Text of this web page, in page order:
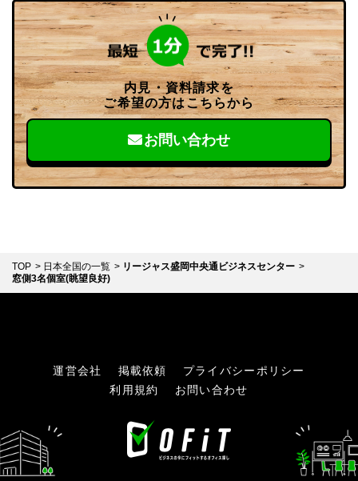
内見・資料請求を
ご希望の方はこちらから
お問い合わせ
TOP 日本全国の一覧
リージャス盛岡中央通ビジネスセンター
窓側3名個室(眺望良好)
運営会社 掲載依頼
プライバシーポリシー
利用規約
お問い合わせ